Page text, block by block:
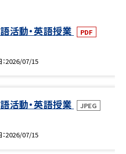
動・英語授業 PDF
2026/07/15
動・英語授業 JPEG
2026/07/15